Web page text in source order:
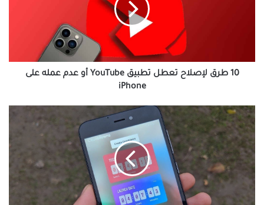
عمله
10 طرق لإصلاح تعطل تطبيق YouTube أو عدم عمله على
iPhone
13
شيئًا
معرفته
حول
ملصق
العد
التنازلي